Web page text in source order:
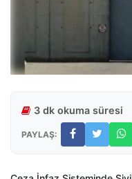
3 dk okuma süresi
PAYLAŞ: